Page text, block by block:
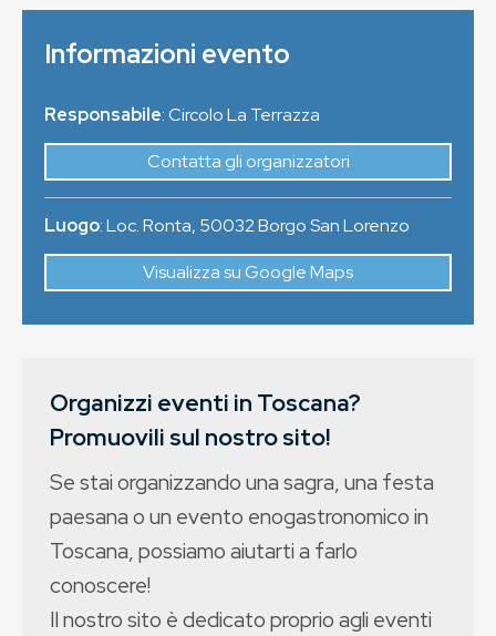
Informazioni evento
Responsabile: Circolo La Terrazza
Contatta gli organizzatori
Luogo:Loc. Ronta, 50032Borgo San Lorenzo
Visualizza su Google Maps
Organizzi eventi in Toscana?
Promuovili sul nostro sito!
Se stai organizzando una sagra, una festa
paesana o un evento enogastronomico in
Toscana, possiamo aiutarti a farlo
conoscere!
Il nostro sito è dedicato proprio agli eventi